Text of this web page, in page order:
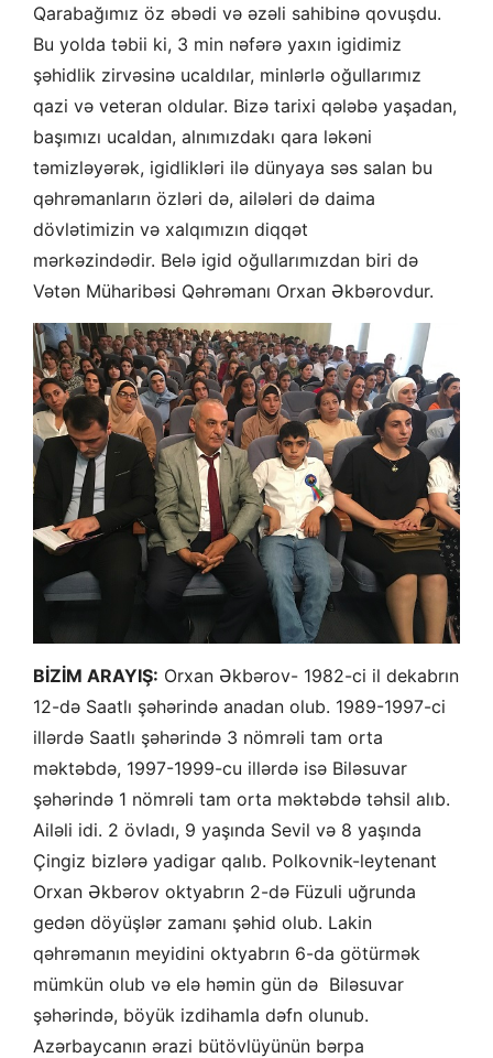
Qarabağımız öz əbədi və əzəli sahibinə qovuşdu.
Bu yolda təbii ki, 3 min nəfərə yaxın igidimiz
şəhidlik zirvəsinə ucaldılar, minlərlə oğullarımız
qazi və veteran oldular. Bizə tarixi qələbə yaşadan,
başımızı ucaldan, alnımızdakı qara ləkəni
təmizləyərək, igidlikləri ilə dünyaya səs salan bu
qəhrəmanların özləri də, ailələri də daima
dövlətimizin və xalqımızın diqqət
mərkəzindədir. Belə igid oğullarımızdan biri də
Vətən Müharibəsi Qəhrəmanı Orxan Əkbərovdur.
BİZİM ARAYIŞ: Orxan Əkbərov- 1982-ci il dekabrın
12-də Saatlı şəhərində anadan olub. 1989-1997-ci
illərdə Saatlı şəhərində 3 nömrəli tam orta
məktəbdə, 1997-1999-cu illərdə isə Biləsuvar
şəhərində 1 nömrəli tam orta məktəbdə təhsil alıb.
Ailəli idi. 2 övladı, 9 yaşında Sevil və 8 yaşında
Çingiz bizlərə yadigar qalıb. Polkovnik-leytenant
Orxan Əkbərov oktyabrın 2-də Füzuli uğrunda
gedən döyüşlər zamanı şəhid olub. Lakin
qəhrəmanın meyidini oktyabrın 6-da götürmək
mümkün olub və elə həmin gün də Biləsuvar
şəhərində, böyük izdihamla dəfn olunub.
Azərbaycanın ərazi bütövlüyünün bərpa